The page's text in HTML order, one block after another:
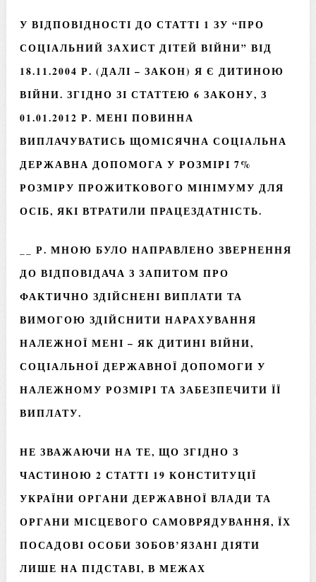
У ВІДПОВІДНОСТІ ДО СТАТТІ 1 ЗУ “ПРО
СОЦІАЛЬНИЙ ЗАХИСТ ДІТЕЙ ВІЙНИ” ВІД
18.11.2004 Р. (ДАЛІ – ЗАКОН) Я Є ДИТИНОЮ
ВІЙНИ. ЗГІДНО ЗІ СТАТТЕЮ 6 ЗАКОНУ, З
01.01.2012 Р. МЕНІ ПОВИННА
ВИПЛАЧУВАТИСЬ ЩОМІСЯЧНА СОЦІАЛЬНА
ДЕРЖАВНА ДОПОМОГА У РОЗМІРІ 7%
РОЗМІРУ ПРОЖИТКОВОГО МІНІМУМУ ДЛЯ
ОСІБ, ЯКІ ВТРАТИЛИ ПРАЦЕЗДАТНІСТЬ.
__ Р. МНОЮ БУЛО НАПРАВЛЕНО ЗВЕРНЕННЯ
ДО ВІДПОВІДАЧА З ЗАПИТОМ ПРО
ФАКТИЧНО ЗДІЙСНЕНІ ВИПЛАТИ ТА
ВИМОГОЮ ЗДІЙСНИТИ НАРАХУВАННЯ
НАЛЕЖНОЇ МЕНІ – ЯК ДИТИНІ ВІЙНИ,
СОЦІАЛЬНОЇ ДЕРЖАВНОЇ ДОПОМОГИ У
НАЛЕЖНОМУ РОЗМІРІ ТА ЗАБЕЗПЕЧИТИ ЇЇ
ВИПЛАТУ.
НЕ ЗВАЖАЮЧИ НА ТЕ, ЩО ЗГІДНО З
ЧАСТИНОЮ 2 СТАТТІ 19 КОНСТИТУЦІЇ
УКРАЇНИ ОРГАНИ ДЕРЖАВНОЇ ВЛАДИ ТА
ОРГАНИ МІСЦЕВОГО САМОВРЯДУВАННЯ, ЇХ
ПОСАДОВІ ОСОБИ ЗОБОВ’ЯЗАНІ ДІЯТИ
ЛИШЕ НА ПІДСТАВІ, В МЕЖАХ